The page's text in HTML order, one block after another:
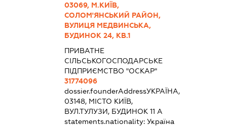
03069, М.КИЇВ,
СОЛОМ'ЯНСЬКИЙ РАЙОН,
ВУЛИЦЯ МЕДВИНСЬКА,
БУДИНОК 24, КВ.1
ПРИВАТНЕ
СІЛЬСЬКОГОСПОДАРСЬКЕ
ПІДПРИЄМСТВО "ОСКАР"
31774096
dossier.founderAddressУКРАЇНА,
03148, МІСТО КИЇВ,
ВУЛ.ТУЛУЗИ, БУДИНОК 11 А
statements.nationality:Україна